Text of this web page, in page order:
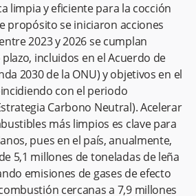
limpia y eficiente para la cocción
propósito se iniciaron acciones
2023 y 2026 se cumplan
incluidos en el Acuerdo de
2030 de la ONU) y objetivos en el
con el periodo
Carbono Neutral). Acelerar
más limpios es clave para
pues en el país, anualmente,
5,1 millones de toneladas de leña
emisiones de gases de efecto
cercanas a 7,9 millones